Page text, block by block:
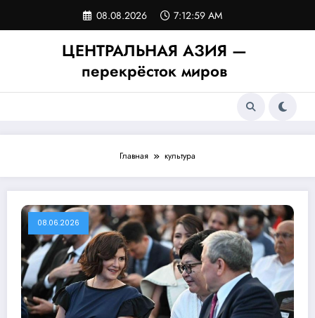
содержимому
08.08.2026 7:12:59 AM
ЦЕНТРАЛЬНАЯ АЗИЯ —
перекрёсток миров
Главная культура
08.06.2026